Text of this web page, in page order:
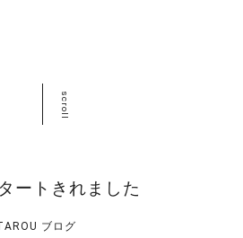
scroll
ートきれました
ブログ